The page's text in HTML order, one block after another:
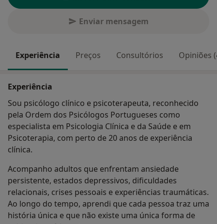
Enviar mensagem
Experiência Preços Consultórios Opiniões
Experiência
Sou psicólogo clínico e psicoterapeuta, reconhecido
pela Ordem dos Psicólogos Portugueses como
especialista em Psicologia Clínica e da Saúde e em
Psicoterapia, com perto de 20 anos de experiência
clínica.
Acompanho adultos que enfrentam ansiedade
persistente, estados depressivos, dificuldades
relacionais, crises pessoais e experiências traumáticas.
Ao longo do tempo, aprendi que cada pessoa traz uma
história única e que não existe uma única forma de